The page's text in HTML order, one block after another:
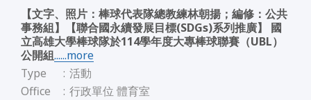
【文字、照片：棒球代表隊總教練林朝揚；編修：公共
事務組】【聯合國永續發展目標(SDGs)系列推廣】 國
立高雄大學棒球隊於114學年度大專棒球聯賽（UBL）
公開組......more
Type
: 活動
Office
: 行政單位 體育室